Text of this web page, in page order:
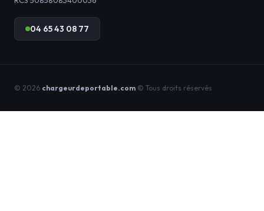
04 65 43 08 77
© 2026 chargeurdeportable.com © Tous droits réservés